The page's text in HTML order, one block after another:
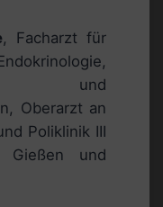
, Facharzt für
und
Oberarzt an
Poliklinik III
Gießen und